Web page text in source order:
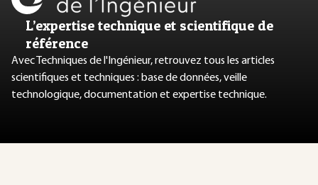
L’expertise technique et scientifique de
référence
Avec Techniques de l'Ingénieur, retrouvez tous les articles
scientifiques et techniques : base de données, veille
technologique, documentation et expertise technique.